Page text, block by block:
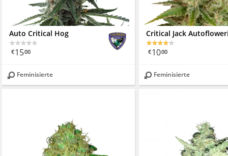
Auto Critical Hog
€1500
Feminisierte
Critical Jack
€1000
Feminisierte